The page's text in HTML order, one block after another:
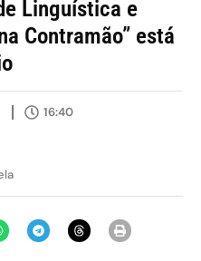
Linguística e
Contramão” está
16:40